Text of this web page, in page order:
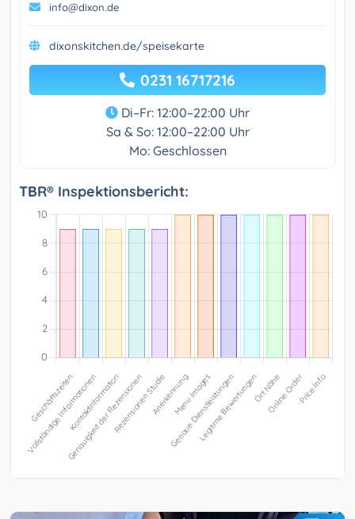
info@dixon.de
dixonskitchen.de/speisekarte
0231 16717216
Di–Fr: 12:00–22:00 Uhr
Sa & So: 12:00–22:00 Uhr
Mo: Geschlossen
TBR® Inspektionsbericht: